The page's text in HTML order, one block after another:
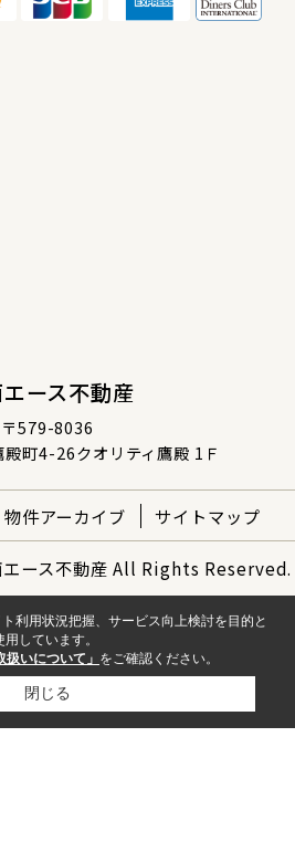
ース不動産
〒579-8036
町4-26クオリティ鷹殿 1Ｆ
物件アーカイブ サイトマップ
ース不動産 All Rights Reserved.
利用状況把握、サービス向上検討を目的と
しています。
扱いについて」 をご確認ください。
閉じる